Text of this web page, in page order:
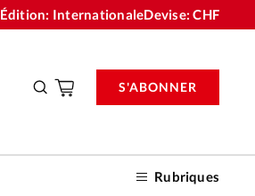
Édition: InternationaleDevise:CHF
Rubriques
S'ABONNER